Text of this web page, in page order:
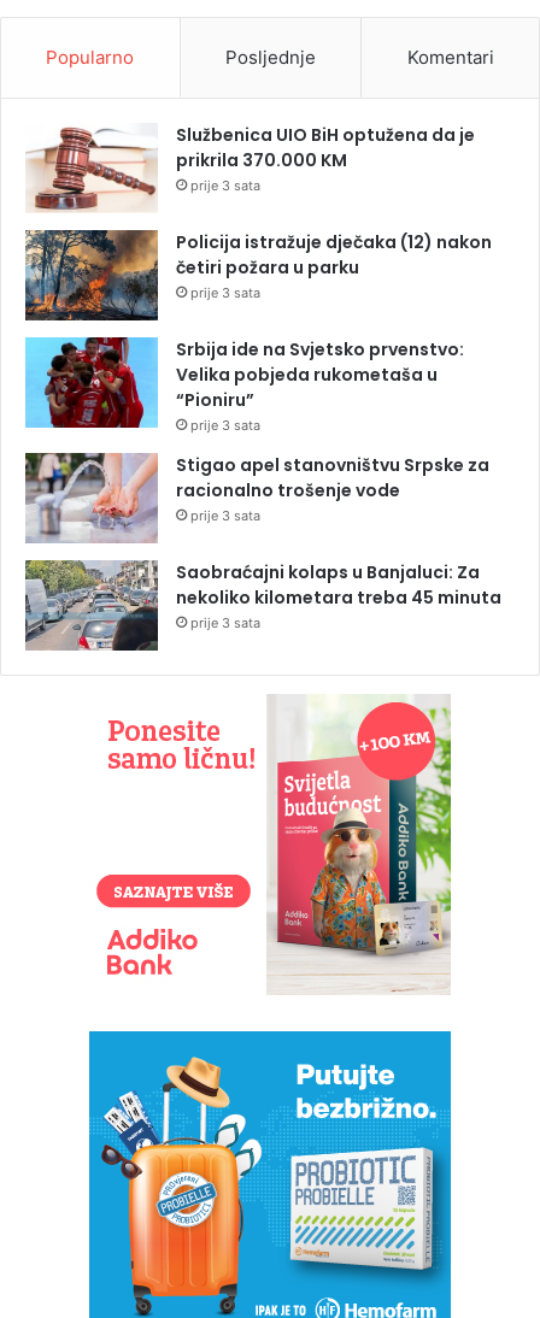
Popularno Posljednje Komentari
Službenica UIO BiH optužena da je
prikrila 370.000 KM
prije 3 sata
Policija istražuje dječaka (12) nakon
četiri požara u parku
prije 3 sata
Srbija ide na Svjetsko prvenstvo:
Velika pobjeda rukometaša u
“Pioniru”
prije 3 sata
Stigao apel stanovništvu Srpske za
racionalno trošenje vode
prije 3 sata
Saobraćajni kolaps u Banjaluci: Za
nekoliko kilometara treba 45 minuta
prije 3 sata